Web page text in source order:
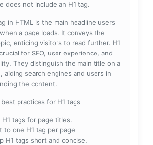
does not include an H1 tag.
in HTML is the main headline users
a page loads. It conveys the
enticing visitors to read further. H1
for SEO, user experience, and
They distinguish the main title on a
aiding search engines and users in
the content.
best practices for H1 tags
H1 tags for page titles.
to one H1 tag per page.
H1 tags short and concise.